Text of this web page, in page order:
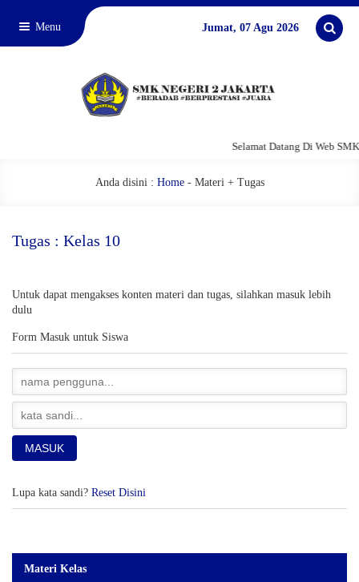
Menu Jumat, 07 Agu 2026
Selamat Datang Di Web
Anda disini : Home- Materi + Tugas
Tugas : Kelas 10
Untuk dapat mengakses konten materi dan tugas, silahkan masuk lebih
dulu
Form Masuk untuk Siswa
Lupa kata sandi? Reset Disini
Materi Kelas